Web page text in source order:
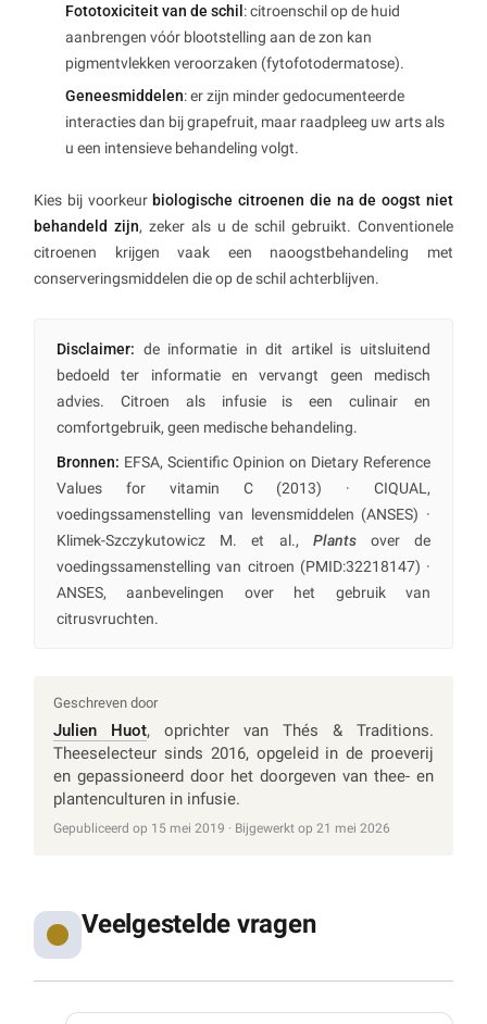
Fototoxiciteit van de schil: citroenschil op de huid
aanbrengen vóór blootstelling aan de zon kan
pigmentvlekken veroorzaken (fytofotodermatose).
Geneesmiddelen: er zijn minder gedocumenteerde
interacties dan bij grapefruit, maar raadpleeg uw arts als
u een intensieve behandeling volgt.
Kies bij voorkeur biologische citroenen die na de oogst niet
behandeld zijn, zeker als u de schil gebruikt. Conventionele
citroenen krijgen vaak een naoogstbehandeling met
conserveringsmiddelen die op de schil achterblijven.
Disclaimer: de informatie in dit artikel is uitsluitend
bedoeld ter informatie en vervangt geen medisch
advies. Citroen als infusie is een culinair en
comfortgebruik, geen medische behandeling.
Bronnen: EFSA, Scientific Opinion on Dietary Reference
Values for vitamin C (2013) · CIQUAL,
voedingssamenstelling van levensmiddelen (ANSES) ·
Klimek-Szczykutowicz M. et al., Plantsover de
voedingssamenstelling van citroen (PMID:32218147) ·
ANSES, aanbevelingen over het gebruik van
citrusvruchten.
Geschreven door
Julien Huot, oprichter van Thés & Traditions.
Theeselecteur sinds 2016, opgeleid in de proeverij
en gepassioneerd door het doorgeven van thee- en
plantenculturen in infusie.
Gepubliceerd op 15 mei 2019 · Bijgewerkt op 21 mei 2026
Veelgestelde vragen